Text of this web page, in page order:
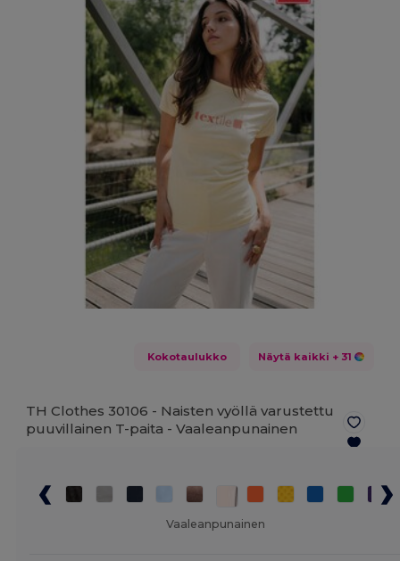
Kokotaulukko Näytä kaikki + 31
TH Clothes 30106 - Naisten vyöllä varustettu
puuvillainen T-paita -Vaaleanpunainen
Vaaleanpunainen